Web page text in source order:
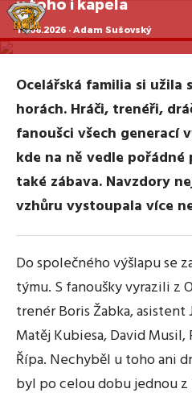
u toho i kapela
13.06.2026 · Adam Sušovský
Ocelářská familia si užila
horách. Hráči, trenéři,
fanoušci všech generací
kde na ně vedle
také zábava. Navzdory
vzhůru vystoupala více
Do společného výšlapu se
týmu. S fanoušky vyrazili z
trenér Boris Žabka, asistent
Matěj Kubiesa, David
Řípa. Nechyběl u toho ani
byl po celou dobu jednou